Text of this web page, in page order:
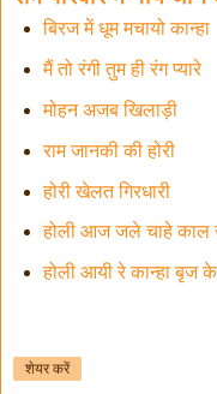
बिरज में धूम मचायो कान्हा
मैं तो रंगी तुम ही रंग प्यारे
मोहन अजब खिलाड़ी
राम जानकी की होरी
होरी खेलत गिरधारी
होली आज जले चाहे
होली आयी रे कान्हा बृज
शेयर करें